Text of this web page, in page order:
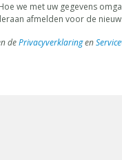
we met uw gegevens
afmelden voor de
dePrivacyverklaringen